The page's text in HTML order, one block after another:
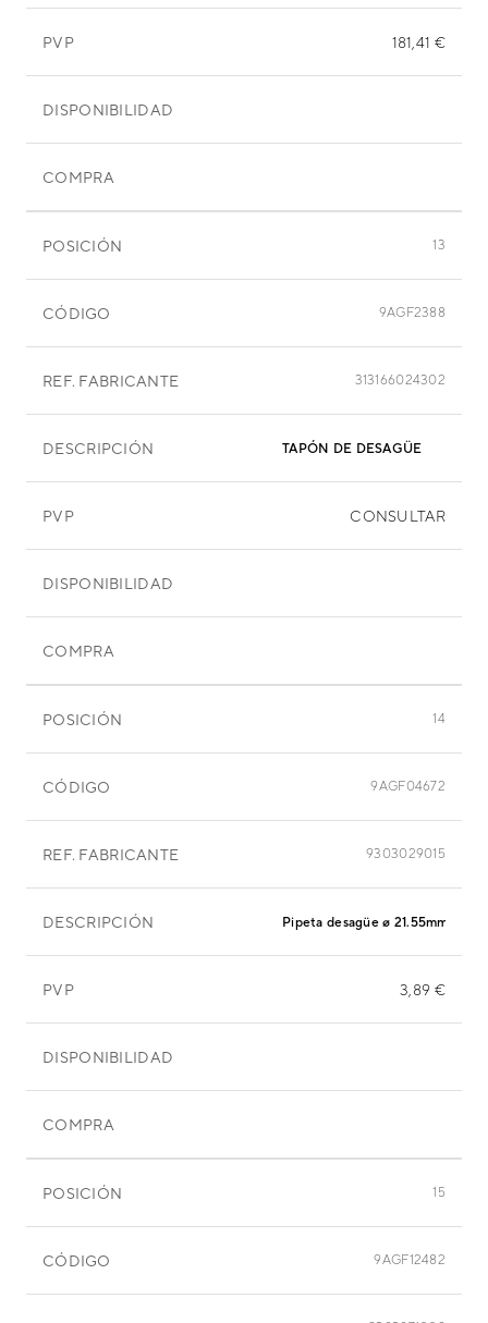
PVP 181,41 €
DISPONIBILIDAD
COMPRA
POSICIÓN 13
CÓDIGO 9AGF2388
REF. FABRICANTE 313166024302
DESCRIPCIÓN TAPÓN DE DESAGÜE
PVP CONSULTAR
DISPONIBILIDAD
COMPRA
POSICIÓN 14
CÓDIGO 9AGF04672
REF. FABRICANTE 9303029015
DESCRIPCIÓN Pipeta desagüe ø 21.55mm
PVP 3,89 €
DISPONIBILIDAD
COMPRA
POSICIÓN 15
CÓDIGO 9AGF12482